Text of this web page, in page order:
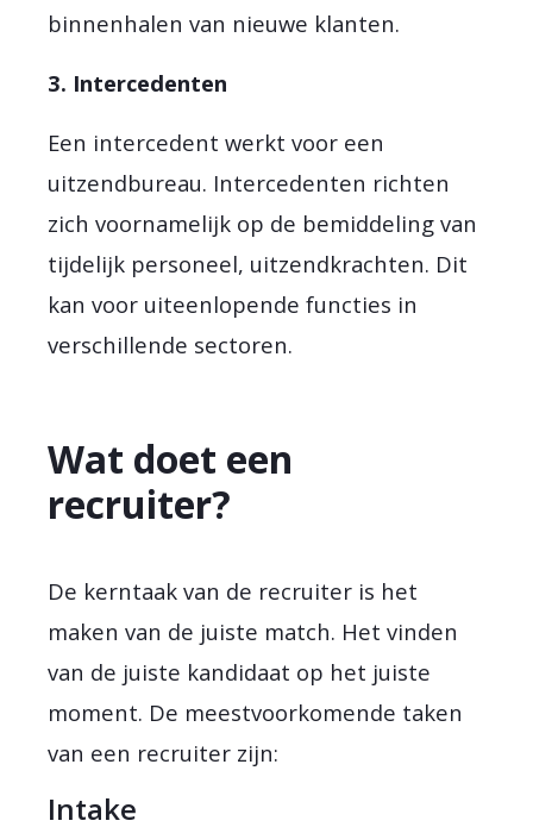
binnenhalen van nieuwe klanten.
3. Intercedenten
Een intercedent werkt voor een
uitzendbureau. Intercedenten richten
zich voornamelijk op de bemiddeling van
tijdelijk personeel, uitzendkrachten. Dit
kan voor uiteenlopende functies in
verschillende sectoren.
Wat doet een
recruiter?
De kerntaak van de recruiter is het
maken van de juiste match. Het vinden
van de juiste kandidaat op het juiste
moment. De meestvoorkomende taken
van een recruiter zijn:
Intake